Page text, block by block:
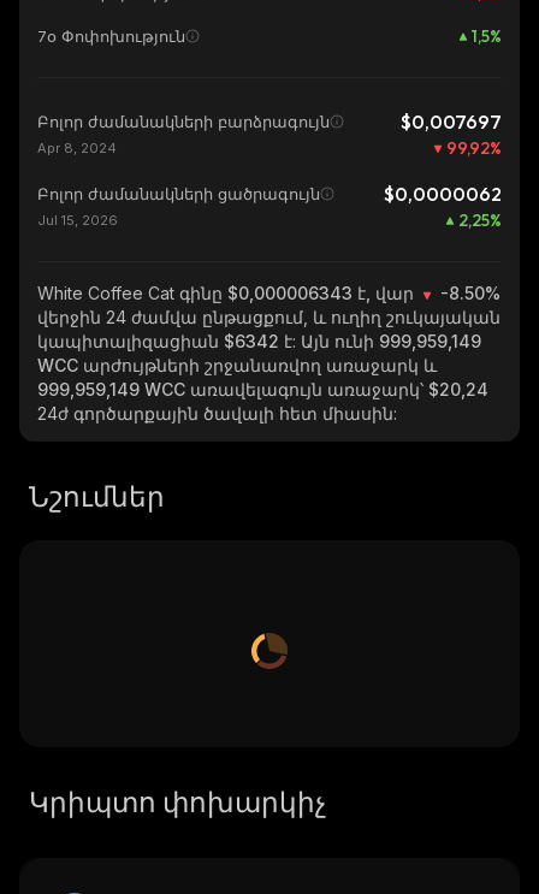
7օ Փոփոխություն 1,5%
Բոլոր ժամանակների բարձրագույն $0,007697
Apr 8, 2024 99,92%
Բոլոր ժամանակների ցածրագույն $0,0000062
Jul 15, 2026 2,25%
White Coffee Cat գինը $0,000006343 է, վար
-8.50%
վերջին 24 ժամվա ընթացքում, և ուղիղ շուկայական
կապիտալիզացիան $6342 է: Այն ունի 999,959,149
WCC արժույթների շրջանառվող առաջարկ և
999,959,149 WCC առավելագույն առաջարկ՝ $20,24
24ժ գործարքային ծավալի հետ միասին:
Նշումներ
Կրիպտո փոխարկիչ